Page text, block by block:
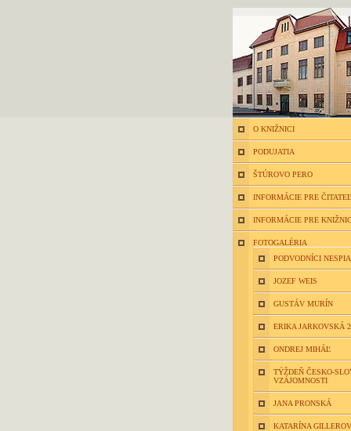
O KNIŽNICI
PODUJATIA
ŠTÚROVO PERO
INFORMÁCIE PRE
INFORMÁCIE PRE
FOTOGALÉRIA
PODVODNÍCI
JOZEF WEIS
GUSTÁV MURÍN
ERIKA JARKOVSKÁ 2
ONDREJ MIHÁĽ
TÝŽDEŇ ČESKO-
VZÁJOMNOSTI
JANA PRONSKÁ
KATARÍNA